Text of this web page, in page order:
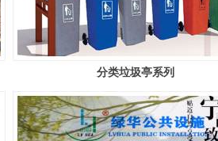
分类垃圾亭系列